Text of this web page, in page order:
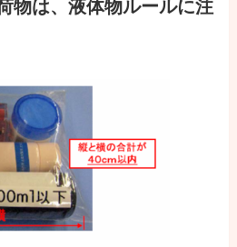
物は、液体物ルールに注